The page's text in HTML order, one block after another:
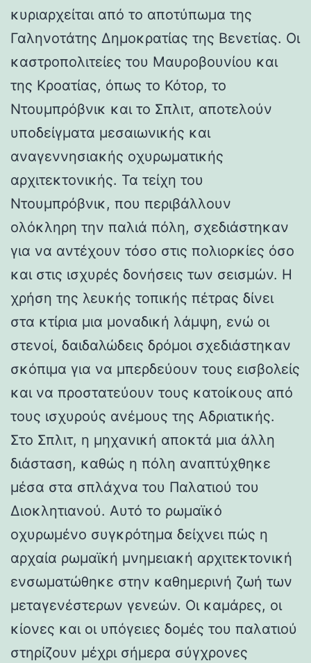
κυριαρχείται από το αποτύπωμα της
Γαληνοτάτης Δημοκρατίας της Βενετίας. Οι
καστροπολιτείες του Μαυροβουνίου και
της Κροατίας, όπως το Κότορ, το
Ντουμπρόβνικ και το Σπλιτ, αποτελούν
υποδείγματα μεσαιωνικής και
αναγεννησιακής οχυρωματικής
αρχιτεκτονικής. Τα τείχη του
Ντουμπρόβνικ, που περιβάλλουν
ολόκληρη την παλιά πόλη, σχεδιάστηκαν
για να αντέχουν τόσο στις πολιορκίες όσο
και στις ισχυρές δονήσεις των σεισμών. Η
χρήση της λευκής τοπικής πέτρας δίνει
στα κτίρια μια μοναδική λάμψη, ενώ οι
στενοί, δαιδαλώδεις δρόμοι σχεδιάστηκαν
σκόπιμα για να μπερδεύουν τους εισβολείς
και να προστατεύουν τους κατοίκους από
τους ισχυρούς ανέμους της Αδριατικής.
Στο Σπλιτ, η μηχανική αποκτά μια άλλη
διάσταση, καθώς η πόλη αναπτύχθηκε
μέσα στα σπλάχνα του Παλατιού του
Διοκλητιανού. Αυτό το ρωμαϊκό
οχυρωμένο συγκρότημα δείχνει πώς η
αρχαία ρωμαϊκή μνημειακή αρχιτεκτονική
ενσωματώθηκε στην καθημερινή ζωή των
μεταγενέστερων γενεών. Οι καμάρες, οι
κίονες και οι υπόγειες δομές του παλατιού
στηρίζουν μέχρι σήμερα σύγχρονες